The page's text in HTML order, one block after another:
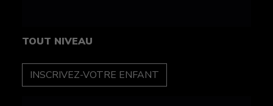
TOUT NIVEAU
INSCRIPTION